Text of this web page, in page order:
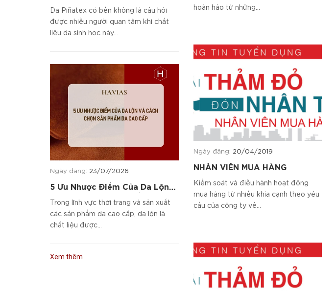
hoàn hảo từ những...
Ngày đăng: 20/04/2019
NHÂN VIÊN MUA HÀNG
Kiểm soát và điều hành hoạt động
mua hàng từ nhiều khía cạnh theo yêu
cầu của công ty về...
Tiêu Chí Đánh Giá Chất Liệu
Da Piñatex có bền không là câu hỏi
được nhiều người quan tâm khi chất
liệu da sinh học này...
Ngày đăng: 23/07/2026
5 Ưu Nhược Điểm Của Da Lộn
Và Cách Chọn Sản Phẩm Da
Cao Cấp
Trong lĩnh vực thời trang và sản xuất
các sản phẩm da cao cấp, da lộn là
chất liệu được...
Xem thêm